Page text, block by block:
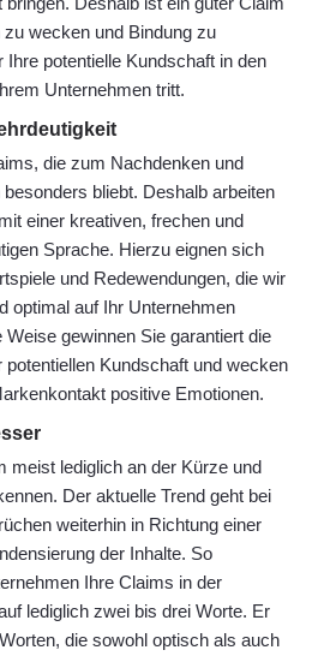
zu wecken und Bindung zu
potentielle Kundschaft in den
Unternehmen tritt.
die zum Nachdenken und
bliebt. Deshalb arbeiten
einer kreativen, frechen und
Sprache. Hierzu eignen sich
und Redewendungen, die wir
optimal auf Ihr Unternehmen
gewinnen Sie garantiert die
Kundschaft und wecken
positive Emotionen.
meist lediglich an der Kürze und
Der aktuelle Trend geht bei
weiterhin in Richtung einer
der Inhalte. So
Ihre Claims in der
lediglich zwei bis drei Worte. Er
die sowohl optisch als auch